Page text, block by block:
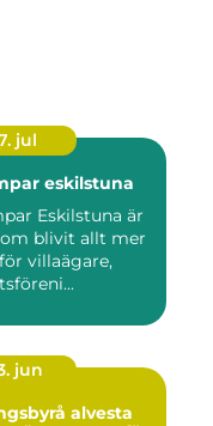
jul
eskilstuna
Eskilstuna är
blivit allt mer
villaägare,
jun
alvesta